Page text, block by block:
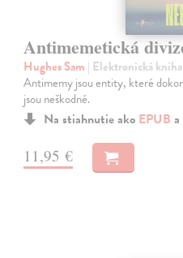
Antimemetická
Hughes Sam | Elektronická kniha
Antimemy jsou entity, které
jsou neškodné.
Na stiahnutie ako EPUB a
11,95 €